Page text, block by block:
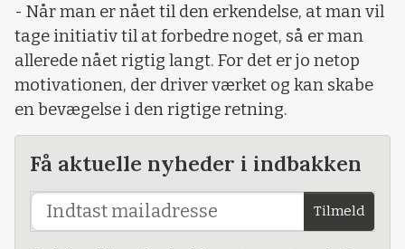
- Når man er nået til den erkendelse, at man vil
tage initiativ til at forbedre noget, så er man
allerede nået rigtig langt. For det er jo netop
motivationen, der driver værket og kan skabe
en bevægelse i den rigtige retning.
Få aktuelle nyheder i indbakken
Tilmeld